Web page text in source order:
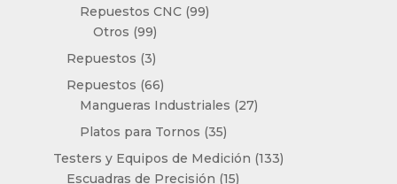
productos
Repuestos CNC 9999
Otros 9999
productos
Repuestos 33
productos
Repuestos 6666
productos
Mangueras Industriales 2727
Platos para Tornos 3535
productos
Testers y Equipos de Medición 133133
Escuadras de Precisión 1515